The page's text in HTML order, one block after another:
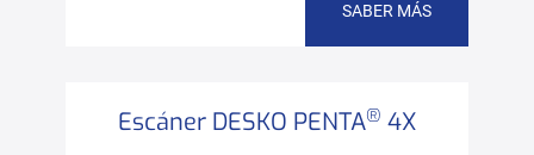
SABER MÁS
Escáner DESKO PENTA® 4X